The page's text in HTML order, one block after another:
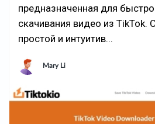
предназначенная для
скачивания видео из TikTok.
простой и интуитив...
Mary Li